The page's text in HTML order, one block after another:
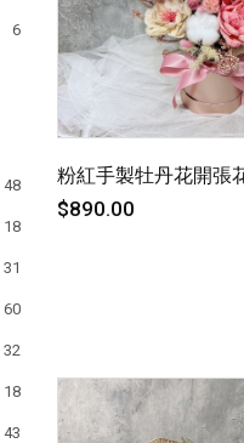
6
48
18
31
60
32
18
43
粉紅手製牡丹花開張
$890.00